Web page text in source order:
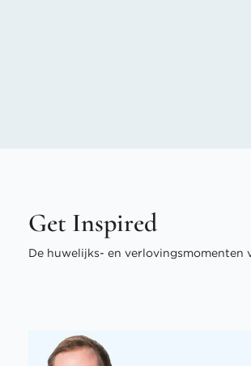
Get Inspired
De huwelijks- en verlovingsmomenten